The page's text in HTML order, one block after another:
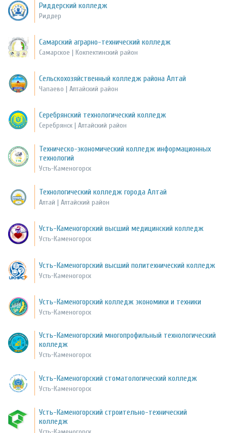
Риддерский колледж
Риддер
Самарский аграрно-технический колледж
Самарское | Кокпектинский район
Сельскохозяйственный колледж района Алтай
Чапаево | Алтайский район
Серебрянский технологический колледж
Серебрянск | Алтайский район
Техническо-экономический колледж информационных
технологий
Усть-Каменогорск
Технологический колледж города Алтай
Алтай | Алтайский район
Усть-Каменогорский высший медицинский колледж
Усть-Каменогорск
Усть-Каменогорский высший политехнический колледж
Усть-Каменогорск
Усть-Каменогорский колледж экономики и техники
Усть-Каменогорск
Усть-Каменогорский многопрофильный технологический
колледж
Усть-Каменогорск
Усть-Каменогорский стоматологический колледж
Усть-Каменогорск
Усть-Каменогорский строительно-технический
колледж